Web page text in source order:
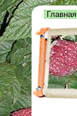
Главная